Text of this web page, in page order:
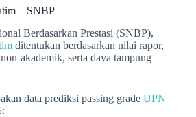
– SNBP
Berdasarkan Prestasi (SNBP),
ditentukan berdasarkan nilai rapor,
akademik, serta daya tampung
data prediksi passing grade UPN